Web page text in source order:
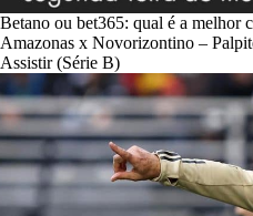
Betano ou bet365: qual é a melhor
Amazonas x Novorizontino –
Assistir (Série B)